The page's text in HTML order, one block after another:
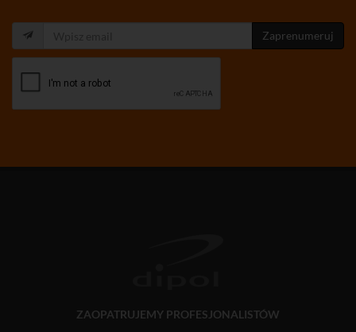
Zaprenumeruj
ZAOPATRUJEMY PROFESJONALISTÓW